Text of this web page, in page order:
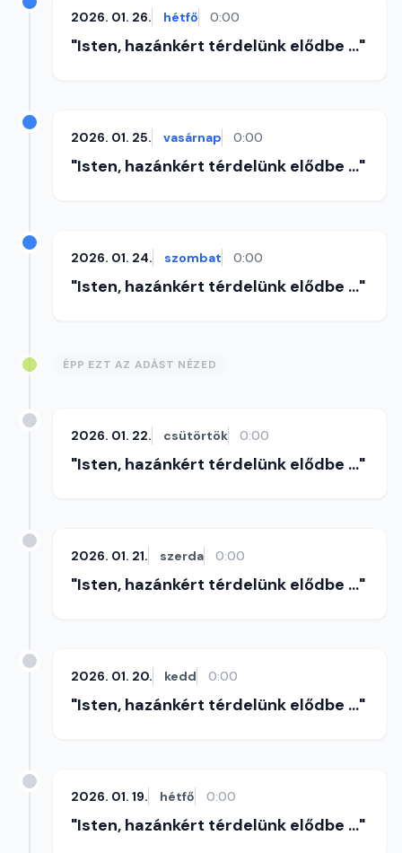
2026. 01. 26. hétfő 0:00
"Isten, hazánkért térdelünk elődbe ..."
2026. 01. 25. vasárnap 0:00
"Isten, hazánkért térdelünk elődbe ..."
2026. 01. 24. szombat 0:00
"Isten, hazánkért térdelünk elődbe ..."
ÉPP EZT AZ ADÁST NÉZED
2026. 01. 22. csütörtök 0:00
"Isten, hazánkért térdelünk elődbe ..."
2026. 01. 21. szerda 0:00
"Isten, hazánkért térdelünk elődbe ..."
2026. 01. 20. kedd 0:00
"Isten, hazánkért térdelünk elődbe ..."
2026. 01. 19. hétfő 0:00
"Isten, hazánkért térdelünk elődbe ..."